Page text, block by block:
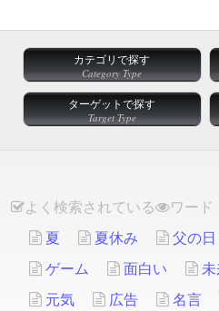
カテゴリで探す
Category Type
ターゲットで探す
Target Type
よく検索されている
ワード
夏
夏休み 父の日
ゲーム
面白い
元気
広告 名言